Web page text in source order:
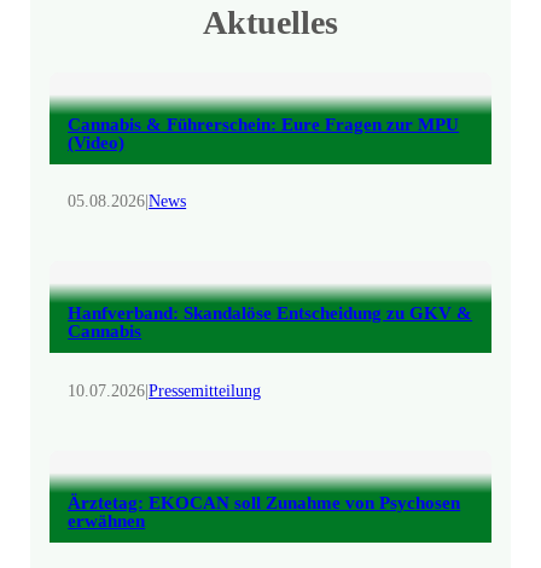
Aktuelles
Cannabis & Führerschein: Eure Fragen zur MPU
(Video)
05.08.2026|News
Hanfverband: Skandalöse Entscheidung zu GKV &
Cannabis
10.07.2026|Pressemitteilung
Ärztetag: EKOCAN soll Zunahme von Psychosen
erwähnen